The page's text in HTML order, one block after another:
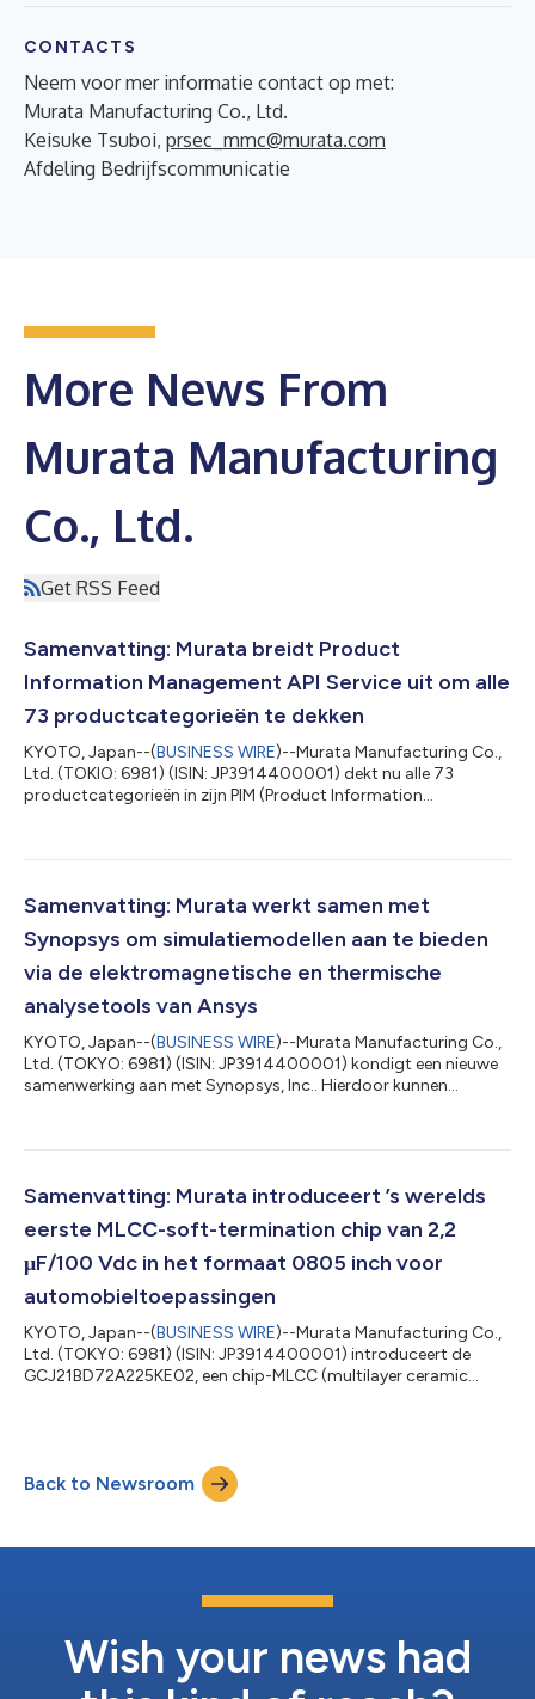
CONTACTS
Neem voor mer informatie contact op met:
Murata Manufacturing Co., Ltd.
Keisuke Tsuboi, prsec_mmc@murata.com
Afdeling Bedrijfscommunicatie
More News From
Murata Manufacturing
Co., Ltd.
Get RSS Feed
Samenvatting: Murata breidt Product
Information Management API Service uit om alle
73 productcategorieën te dekken
KYOTO, Japan--(BUSINESS WIRE)--Murata Manufacturing Co.,
Ltd. (TOKIO: 6981) (ISIN: JP3914400001) dekt nu alle 73
productcategorieën in zijn PIM (Product Information
date productinformatie ophalen, wat prompte reacties op
voor technische veroudering van componenten vermindert. Nu
digitale transformatie in de maakwe...
Samenvatting: Murata werkt samen met
Synopsys om simulatiemodellen aan te bieden
via de elektromagnetische en thermische
analysetools van Ansys
KYOTO, Japan--(BUSINESS WIRE)--Murata Manufacturing Co.,
Ltd. (TOKYO: 6981) (ISIN: JP3914400001) kondigt een nieuwe
samenwerking aan met Synopsys, Inc.. Hierdoor kunnen
simulatiemodellen van Murata te raadplegen en te downloaden.
elektromagnetische veldanalyse Ansys HFSS™ van Synopsys en
de thermische analysetool Ansys Icepak®....
Samenvatting: Murata introduceert ’s werelds
eerste MLCC-soft-termination chip van 2,2
μF/100 Vdc in het formaat 0805 inch voor
automobieltoepassingen
KYOTO, Japan--(BUSINESS WIRE)--Murata Manufacturing Co.,
Ltd. (TOKYO: 6981) (ISIN: JP3914400001) introduceert de
GCJ21BD72A225KE02, een chip-MLCC (multilayer ceramic
capaciteit van 2,2 μF bij 100 Vdc in het kleinste 0805-formaat
(2,0 × 1,25 mm). Naarmate de elektrificatie van voertuigen in een
stroomversnelling komt en autonoom...
Back to Newsroom
Wish your news had